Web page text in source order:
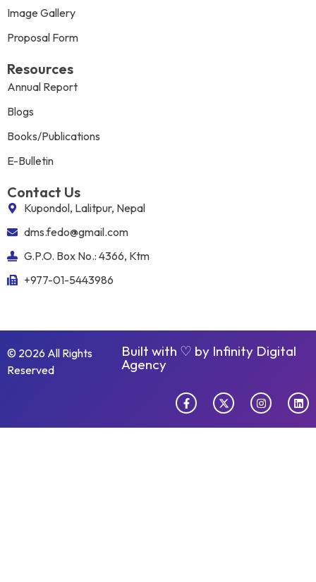
Image Gallery
Proposal Form
Resources
Annual Report
Blogs
Books/Publications
E-Bulletin
Contact Us
Kupondol, Lalitpur, Nepal
dms.fedo@gmail.com
G.P.O. Box No.: 4366, Ktm
+977-01-5443986
© 2026 All Rights
Reserved
Built with ♡ by Infinity Digital
Agency